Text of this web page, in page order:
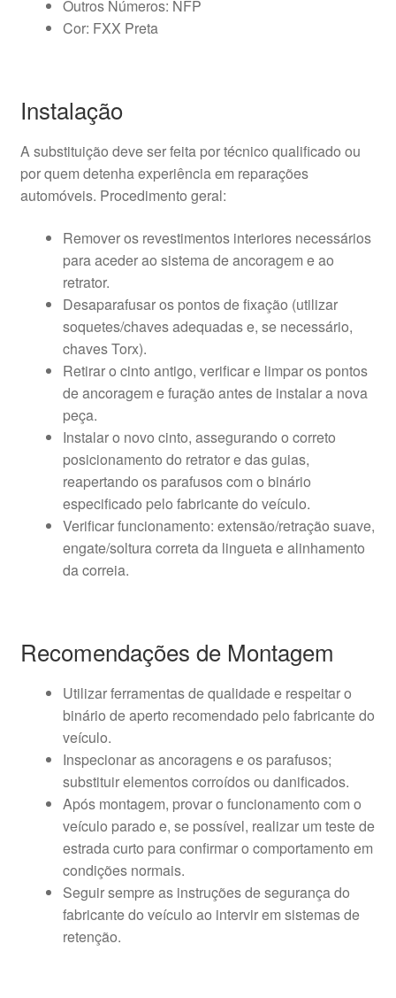
Outros Números: NFP
Cor: FXX Preta
Instalação
A substituição deve ser feita por técnico qualificado ou
por quem detenha experiência em reparações
automóveis. Procedimento geral:
Remover os revestimentos interiores necessários
para aceder ao sistema de ancoragem e ao
retrator.
Desaparafusar os pontos de fixação (utilizar
soquetes/chaves adequadas e, se necessário,
chaves Torx).
Retirar o cinto antigo, verificar e limpar os pontos
de ancoragem e furação antes de instalar a nova
peça.
Instalar o novo cinto, assegurando o correto
posicionamento do retrator e das guias,
reapertando os parafusos com o binário
especificado pelo fabricante do veículo.
Verificar funcionamento: extensão/retração suave,
engate/soltura correta da lingueta e alinhamento
da correia.
Recomendações de Montagem
Utilizar ferramentas de qualidade e respeitar o
binário de aperto recomendado pelo fabricante do
veículo.
Inspecionar as ancoragens e os parafusos;
substituir elementos corroídos ou danificados.
Após montagem, provar o funcionamento com o
veículo parado e, se possível, realizar um teste de
estrada curto para confirmar o comportamento em
condições normais.
Seguir sempre as instruções de segurança do
fabricante do veículo ao intervir em sistemas de
retenção.